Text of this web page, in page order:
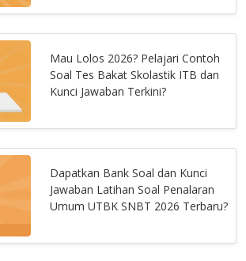
Mau Lolos 2026? Pelajari Contoh
Soal Tes Bakat Skolastik ITB dan
Kunci Jawaban Terkini?
Dapatkan Bank Soal dan Kunci
Jawaban Latihan Soal Penalaran
Umum UTBK SNBT 2026 Terbaru?